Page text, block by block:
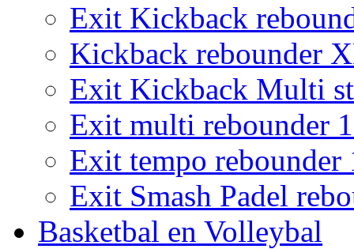
Exit Kickback
Kickback rebounder
Exit Kickback Multi
Exit multi rebounder
Exit tempo rebounder
Exit Smash Padel
Basketbal en Volleybal